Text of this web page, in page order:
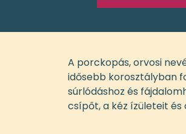
A porckopás, orvosi
idősebb korosztályban
súrlódáshoz és
csípőt, a kéz ízületeit és